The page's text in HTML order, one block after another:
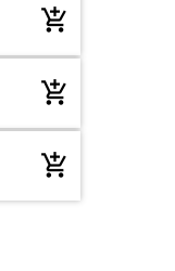
add_shopping_cart
add_shopping_cart
add_shopping_cart